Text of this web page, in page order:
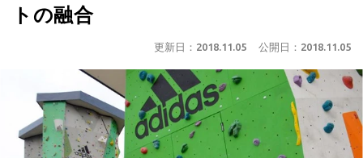
トの融合
更新日： 2018.11.05 公開日： 2018.11.05